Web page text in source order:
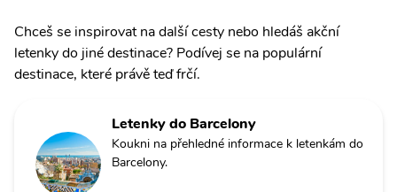
Chceš se inspirovat na další cesty nebo hledáš akční
letenky do jiné destinace? Podívej se na populární
destinace, které právě teď frčí.
Letenky do Barcelony
Koukni na přehledné informace k letenkám do
Barcelony.